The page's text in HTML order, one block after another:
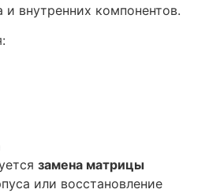
внутренних компонентов.
замена матрицы
или восстановление